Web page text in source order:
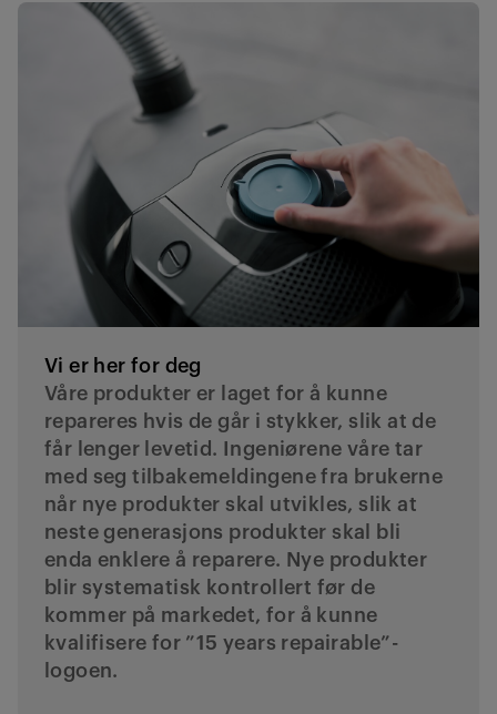
Vi er her for deg
Våre produkter er laget for å kunne
repareres hvis de går i stykker, slik at de
får lenger levetid. Ingeniørene våre tar
med seg tilbakemeldingene fra brukerne
når nye produkter skal utvikles, slik at
neste generasjons produkter skal bli
enda enklere å reparere. Nye produkter
blir systematisk kontrollert før de
kommer på markedet, for å kunne
kvalifisere for ”15 years repairable”-
logoen.